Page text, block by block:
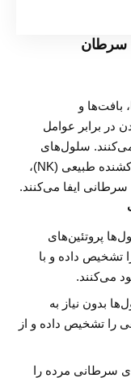
سرطان
بافت‌ها و
در برابر عوامل
سلول‌های
ایمنی، به‌ویژه لنفوسیت‌های T و سلول‌های کشنده طبیعی (NK)،
ایفا می‌کنند.
پروتئین‌های
داده و با
می‌کنند.
بدون نیاز به
را تشخیص داده و از
سرطانی مرده را